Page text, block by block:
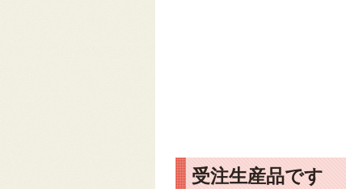
受注生産品です